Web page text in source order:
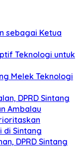
sebagai Ketua
Teknologi untuk
Melek Teknologi
DPRD Sintang
Ambalau
di Sintang
DPRD Sintang